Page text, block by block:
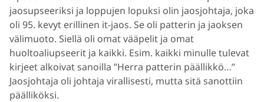
jaosupseeriksi ja loppujen lopuksi olin jaosjohtaja, joka
oli 95. kevyt erillinen it-jaos. Se oli patterin ja jaoksen
välimuoto. Siellä oli omat vääpelit ja omat
huoltoaliupseerit ja kaikki. Esim. kaikki minulle tulevat
kirjeet alkoivat sanoilla ”Herra patterin päällikkö…”
Jaosjohtaja oli johtaja virallisesti, mutta sitä sanottiin
päälliköksi.